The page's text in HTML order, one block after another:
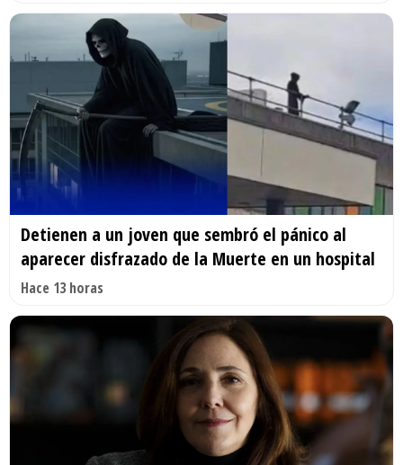
Detienen a un joven que sembró el pánico al
aparecer disfrazado de la Muerte en un hospital
Hace 13 horas